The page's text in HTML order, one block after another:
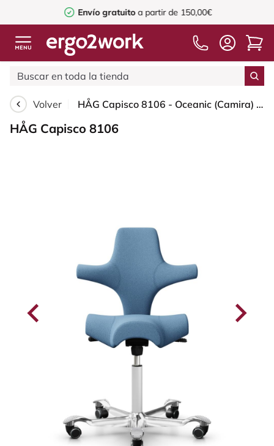
Envío gratuitoa partir de 150,00€
Volver HÅG Capisco 8106 - Oceanic (Camira) - Poliéster reciclado - OCI011 - Light blue - White - 200 mm (seat height 46-64cm) - Soft castors for hard floors
HÅG Capisco 8106